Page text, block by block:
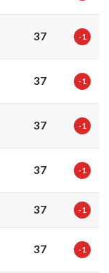
37 -1
37 -1
37 -1
37 -1
37 -1
37 -1